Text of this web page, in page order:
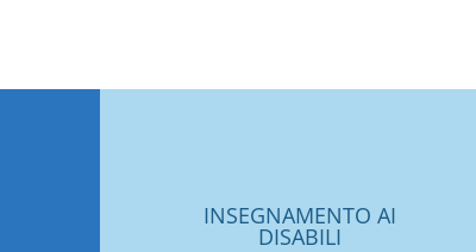
INSEGNAMENTO AI
DISABILI